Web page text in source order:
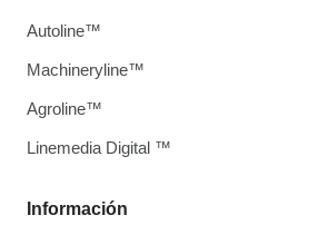
Información
Autoline™
Machineryline™
Agroline™
Linemedia Digital ™